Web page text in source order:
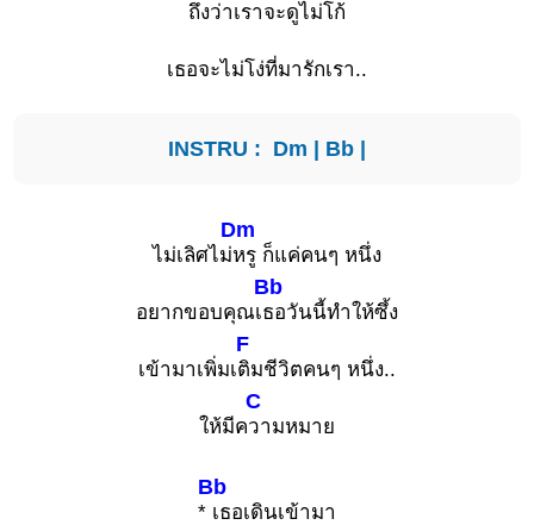
ถึงว่าเราจะดูไม่โก้
เธอจะไม่โง่ที่มารักเรา..
INSTRU : Dm | Bb |
ไม่เลิศไม่
Dm
หรู ก็แค่คนๆ หนึ่ง
อยากขอบคุณเ
Bb
ธอวันนี้ทำให้ซึ้ง
เข้ามาเพิ่มเ
F
ติมชีวิตคนๆ หนึ่ง..
ให้มีค
C
วามหมาย
*
Bb
เธอเดินเข้ามา